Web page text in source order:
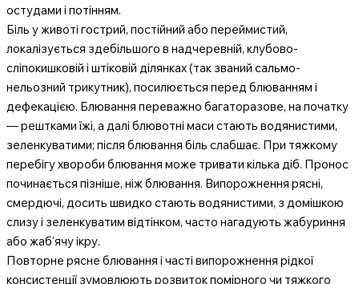
остудами і потінням.
Біль у животі гострий, постійний або переймистий,
локалізується здебільшого в надчеревній, клубово-
сліпокишковій і штіковій ділянках (так званий сальмо-
нельозний трикутник), посилюється перед блюванням і
дефекацією. Блювання переважно багаторазове, на початку
— рештками їжі, а далі блювотні маси стають водянистими,
зеленкуватими; після блювання біль слабшає. При тяжкому
перебігу хвороби блювання може тривати кілька діб. Пронос
починається пізніше, ніж блювання. Випорожнення рясні,
смердючі, досить швидко стають водянистими, з домішкою
слизу і зеленкуватим відтінком, часто нагадують жабуриння
або жаб’ячу ікру.
Повторне рясне блювання і часті випорожнення рідкої
консистенції зумовлюють розвиток помірного чи тяжкого